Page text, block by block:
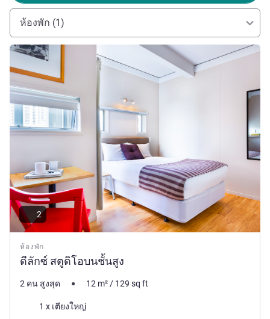
Come and discover the best of Auckland from the ibis
Budget Auckland Central Hotel!
Blair Morten ฝ่ายบริหารโรงแรม
ห้องพัก (1)
ห้องพัก
ดีลักซ์ สตูดิโอบนชั้นสูง
ดูรายละเอียด
2
2 คน สูงสุด 12 m²/ 129 sq ft
เครื่องนอน
1 x เตียงใหญ่